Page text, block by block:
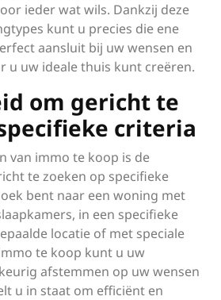
ieder wat wils. Dankzij deze
kunt u precies die ene
aansluit bij uw wensen en
u uw ideale thuis kunt creëren.
om gericht te
criteria
van immo te koop is de
te zoeken op specifieke
bent naar een woning met
in een specifieke
locatie of met speciale
te koop kunt u uw
afstemmen op uw wensen
u in staat om efficiënt en